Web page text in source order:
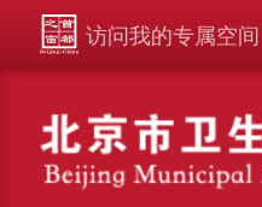
访问我的专属空间